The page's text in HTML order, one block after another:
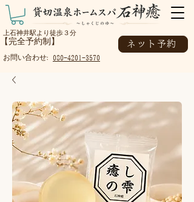
上石神井駅より徒歩３分
【完全予約制】
080-4201-3570
お問い合わせ:
ネット予約